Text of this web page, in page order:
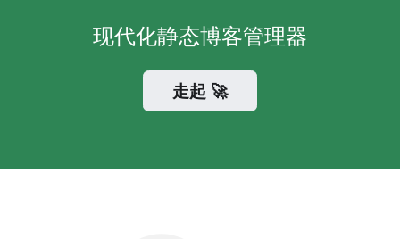
现代化静态博客管理器
走起 🚀